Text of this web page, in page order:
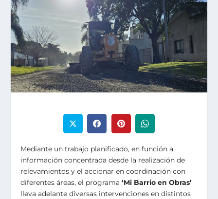
Mediante un trabajo planificado, en función a
información concentrada desde la realización de
relevamientos y el accionar en coordinación con
diferentes áreas, el programa‘Mi Barrio en Obras’
lleva adelante diversas intervenciones en distintos